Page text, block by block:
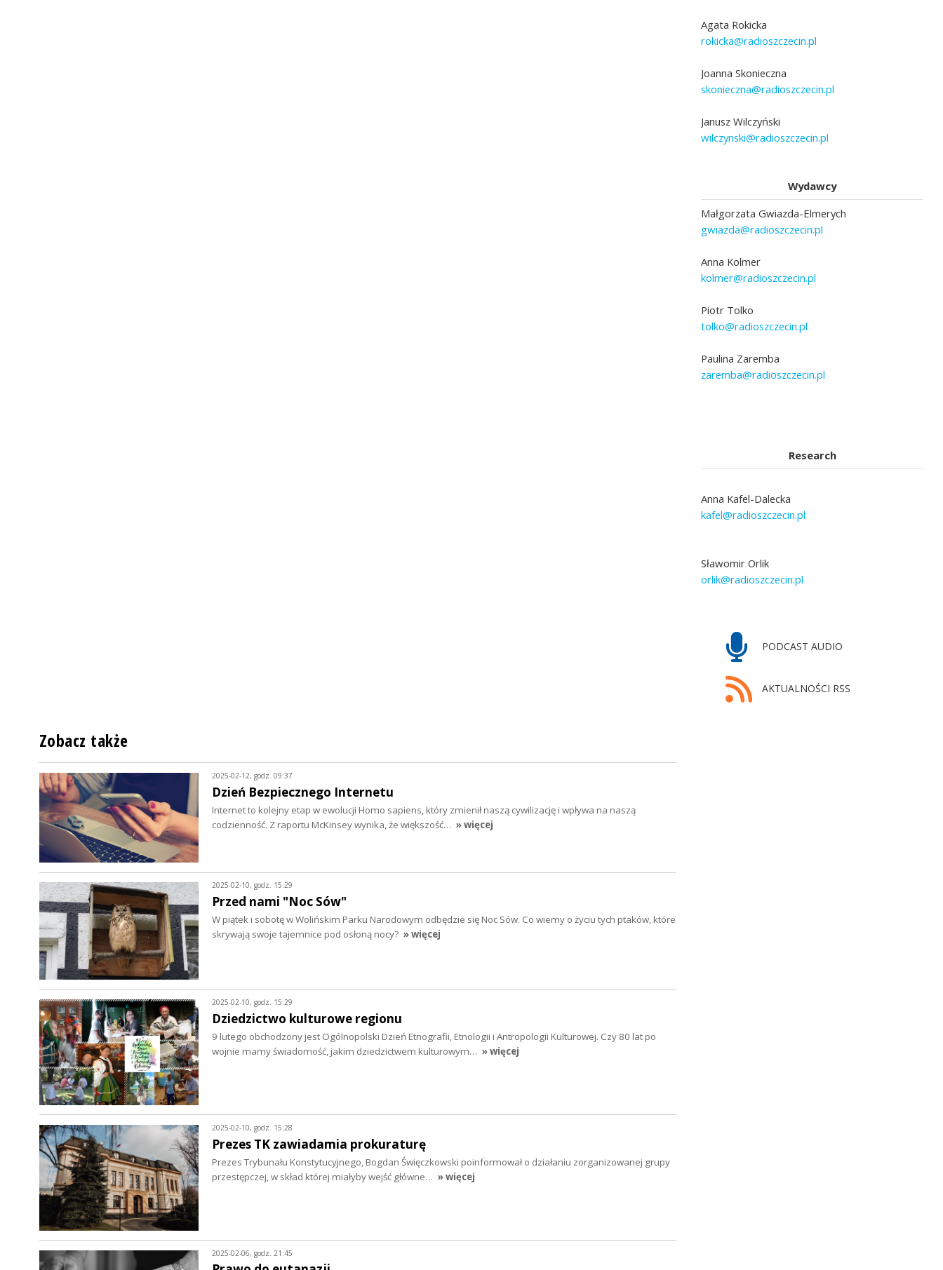
Agata Rokicka
rokicka@radioszczecin.pl
Joanna Skonieczna
skonieczna@radioszczecin.pl
Janusz Wilczyński
wilczynski@radioszczecin.pl
Wydawcy
Małgorzata Gwiazda-Elmerych
gwiazda@radioszczecin.pl
Anna Kolmer
kolmer@radioszczecin.pl
Piotr Tolko
tolko@radioszczecin.pl
Paulina Zaremba
zaremba@radioszczecin.pl
Research
Anna Kafel-Dalecka
kafel@radioszczecin.pl
Sławomir Orlik
orlik@radioszczecin.pl
PODCAST AUDIO
AKTUALNOŚCI RSS
Zobacz także
2025-02-12, godz. 09:37
Dzień Bezpiecznego Internetu
Internet to kolejny etap w ewolucji Homo sapiens, który zmienił naszą cywilizację i wpływa na naszą
codzienność. Z raportu McKinsey wynika, że większość… » więcej
2025-02-10, godz. 15:29
Przed nami "Noc Sów"
W piątek i sobotę w Wolińskim Parku Narodowym odbędzie się Noc Sów. Co wiemy o życiu tych ptaków, które
skrywają swoje tajemnice pod osłoną nocy? » więcej
2025-02-10, godz. 15:29
Dziedzictwo kulturowe regionu
9 lutego obchodzony jest Ogólnopolski Dzień Etnografii, Etnologii i Antropologii Kulturowej. Czy 80 lat po
wojnie mamy świadomość, jakim dziedzictwem kulturowym… » więcej
2025-02-10, godz. 15:28
Prezes TK zawiadamia prokuraturę
Prezes Trybunału Konstytucyjnego, Bogdan Święczkowski poinformował o działaniu zorganizowanej grupy
przestępczej, w skład której miałyby wejść główne… » więcej
2025-02-06, godz. 21:45